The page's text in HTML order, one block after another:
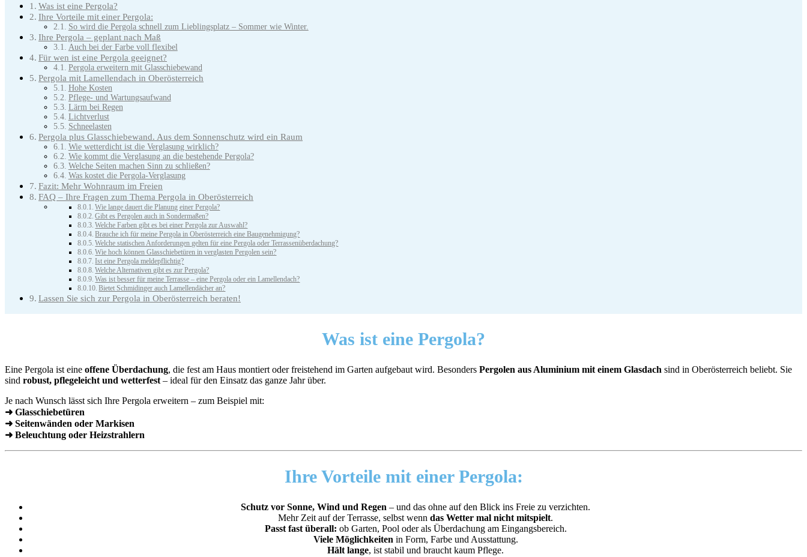
Was ist eine Pergola?
Ihre Vorteile mit einer Pergola:
So wird die Pergola schnell zum Lieblingsplatz – Sommer wie Winter.
Ihre Pergola – geplant nach Maß
Auch bei der Farbe voll flexibel
Für wen ist eine Pergola geeignet?
Pergola erweitern mit Glasschiebewand
Pergola mit Lamellendach in Oberösterreich
Hohe Kosten
Pflege- und Wartungsaufwand
Lärm bei Regen
Lichtverlust
Schneelasten
Pergola plus Glasschiebewand. Aus dem Sonnenschutz wird ein Raum
Wie wetterdicht ist die Verglasung wirklich?
Wie kommt die Verglasung an die bestehende Pergola?
Welche Seiten machen Sinn zu schließen?
Was kostet die Pergola-Verglasung
Fazit: Mehr Wohnraum im Freien
FAQ – Ihre Fragen zum Thema Pergola in Oberösterreich
Wie lange dauert die Planung einer Pergola?
Gibt es Pergolen auch in Sondermaßen?
Welche Farben gibt es bei einer Pergola zur Auswahl?
Brauche ich für meine Pergola in Oberösterreich eine Baugenehmigung?
Welche statischen Anforderungen gelten für eine Pergola oder Terrassenüberdachung?
Wie hoch können Glasschiebetüren in verglasten Pergolen sein?
Ist eine Pergola meldepflichtig?
Welche Alternativen gibt es zur Pergola?
Was ist besser für meine Terrasse – eine Pergola oder ein Lamellendach?
Bietet Schmidinger auch Lamellendächer an?
Lassen Sie sich zur Pergola in Oberösterreich beraten!
Was ist eine Pergola?
Eine Pergola ist eine offene Überdachung, die fest am Haus montiert oder freistehend im Garten aufgebaut wird. Besonders Pergolen aus Aluminium mit einem Glasdach sind in Oberösterreich beliebt. Sie
sind robust, pflegeleicht und wetterfest – ideal für den Einsatz das ganze Jahr über.
Je nach Wunsch lässt sich Ihre Pergola erweitern – zum Beispiel mit:
➜ Glasschiebetüren
➜ Seitenwänden oder Markisen
➜ Beleuchtung oder Heizstrahlern
Ihre Vorteilemit einer Pergola:
Schutz vor Sonne, Wind und Regen – und das ohne auf den Blick ins Freie zu verzichten.
Mehr Zeit auf der Terrasse, selbst wenn das Wetter mal nicht mitspielt.
Passt fast überall: ob Garten, Pool oder als Überdachung am Eingangsbereich.
Viele Möglichkeiten in Form, Farbe und Ausstattung.
Hält lange, ist stabil und braucht kaum Pflege.